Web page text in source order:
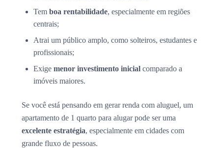
Tem boa rentabilidade, especialmente em regiões
centrais;
Atrai um público amplo, como solteiros, estudantes e
profissionais;
Exige menor investimento inicial comparado a
imóveis maiores.
Se você está pensando em gerar renda com aluguel, um
apartamento de 1 quarto para alugar pode ser uma
excelente estratégia, especialmente em cidades com
grande fluxo de pessoas.